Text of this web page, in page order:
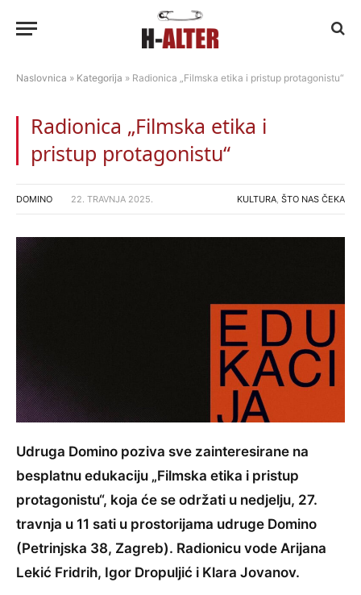
Naslovnica » Kategorija » Radionica „Filmska etika i pristup protagonistu“
Radionica „Filmska etika i
pristup protagonistu“
DOMINO 22. TRAVNJA 2025. KULTURA, ŠTO NAS ČEKA
Udruga Domino poziva sve zainteresirane na
besplatnu edukaciju „Filmska etika i pristup
protagonistu“, koja će se održati u nedjelju, 27.
travnja u 11 sati u prostorijama udruge Domino
(Petrinjska 38, Zagreb). Radionicu vode Arijana
Lekić Fridrih, Igor Dropuljić i Klara Jovanov.